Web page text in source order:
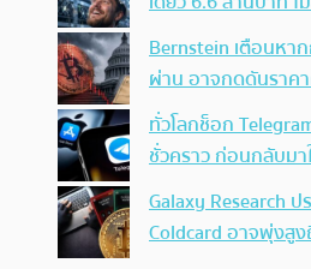
Bernstein เตือนหา
ผ่าน อาจกดดันราค
ทั่วโลกช็อก
ชั่วคราว ก่อนกลับม
Galaxy Research ป
Coldcard อาจพุ่งสู